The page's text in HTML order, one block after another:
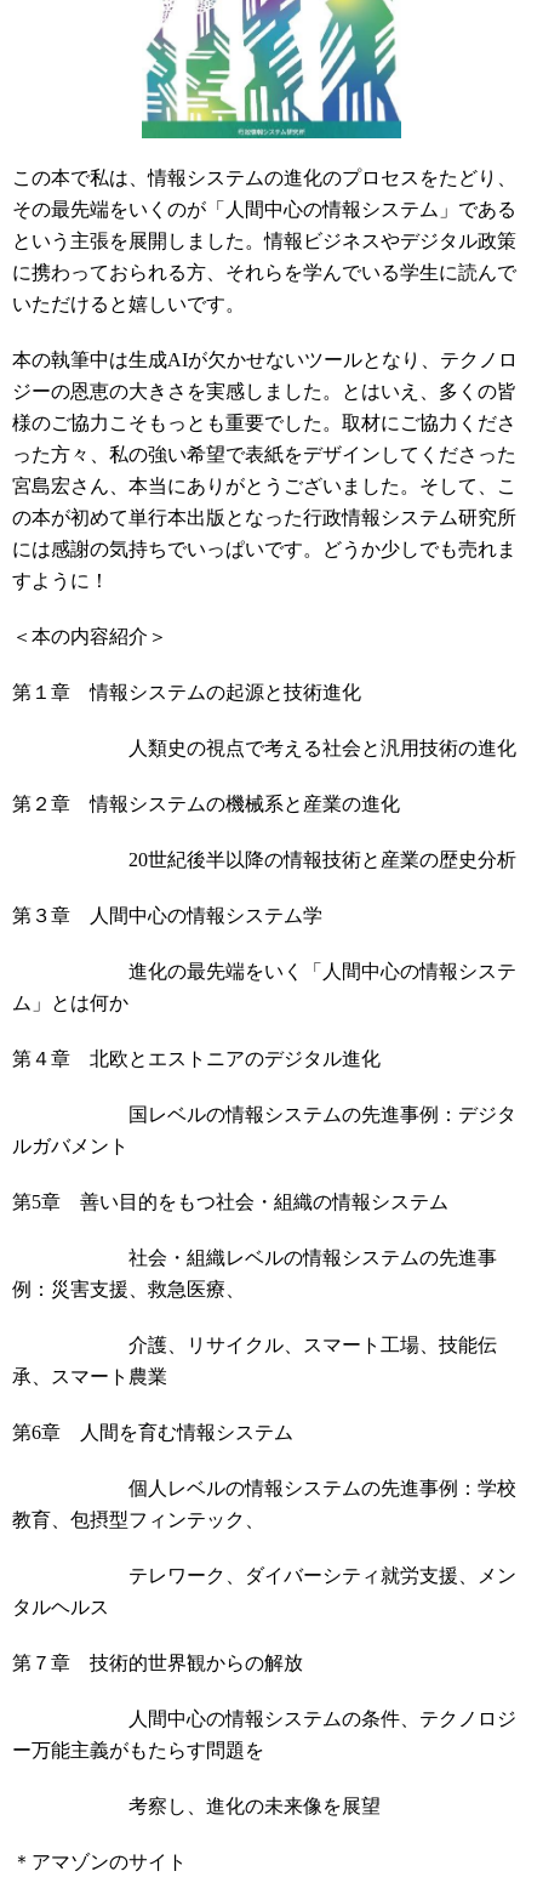
この本で私は、情報システムの進化のプロセスをたどり、
その最先端をいくのが「人間中心の情報システム」である
という主張を展開しました。情報ビジネスやデジタル政策
に携わっておられる方、それらを学んでいる学生に読んで
いただけると嬉しいです。
本の執筆中は生成AIが欠かせないツールとなり、テクノロ
ジーの恩恵の大きさを実感しました。とはいえ、多くの皆
様のご協力こそもっとも重要でした。取材にご協力くださ
った方々、私の強い希望で表紙をデザインしてくださった
宮島宏さん、本当にありがとうございました。そして、こ
の本が初めて単行本出版となった行政情報システム研究所
には感謝の気持ちでいっぱいです。どうか少しでも売れま
すように！
＜本の内容紹介＞
第１章 情報システムの起源と技術進化
人類史の視点で考える社会と汎用技術の進化
第２章 情報システムの機械系と産業の進化
20世紀後半以降の情報技術と産業の歴史分析
第３章 人間中心の情報システム学
進化の最先端をいく「人間中心の情報システ
ム」とは何か
第４章 北欧とエストニアのデジタル進化
国レベルの情報システムの先進事例：デジタ
ルガバメント
第5章 善い目的をもつ社会・組織の情報システム
社会・組織レベルの情報システムの先進事
例：災害支援、救急医療、
介護、リサイクル、スマート工場、技能伝
承、スマート農業
第6章 人間を育む情報システム
個人レベルの情報システムの先進事例：学校
教育、包摂型フィンテック、
テレワーク、ダイバーシティ就労支援、メン
タルヘルス
第７章 技術的世界観からの解放
人間中心の情報システムの条件、テクノロジ
ー万能主義がもたらす問題を
考察し、進化の未来像を展望
＊アマゾンのサイト